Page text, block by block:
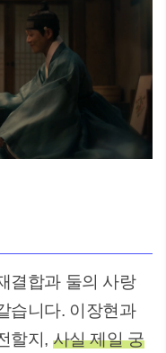
결합과 둘의 사랑
습니다. 이장현과
할지, 사실 제일 궁